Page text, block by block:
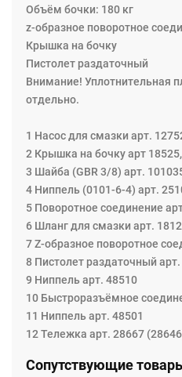
Объём бочки: 180 кг
z-образное поворотное
Крышка на бочку
Пистолет раздаточный
Внимание! Уплотнительная
отдельно.
1 Насос для смазки арт.
2 Крышка на бочку арт
3 Шайба (GBR 3/8) арт.
4 Ниппель (0101-6-4) арт.
5 Поворотное соединение
6 Шланг для смазки арт.
7 Z-образное поворотное
8 Пистолет раздаточный
9 Ниппель арт. 48510
10 Быстроразъёмное
11 Ниппель арт. 48501
12 Тележка арт. 28667
Сопутствующие